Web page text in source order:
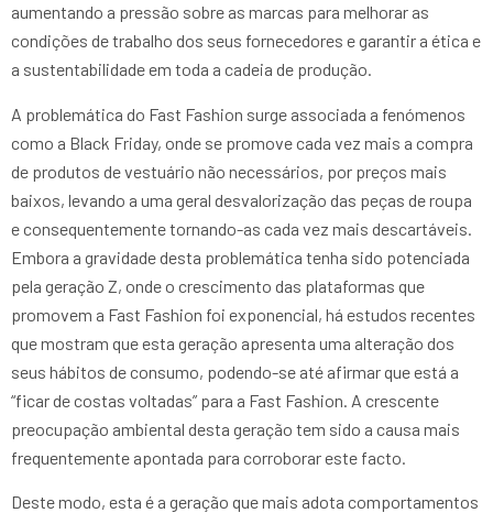
aumentando a pressão sobre as marcas para melhorar as
condições de trabalho dos seus fornecedores e garantir a ética e
a sustentabilidade em toda a cadeia de produção.
A problemática do Fast Fashion surge associada a fenómenos
como a Black Friday, onde se promove cada vez mais a compra
de produtos de vestuário não necessários, por preços mais
baixos, levando a uma geral desvalorização das peças de roupa
e consequentemente tornando-as cada vez mais descartáveis.
Embora a gravidade desta problemática tenha sido potenciada
pela geração Z, onde o crescimento das plataformas que
promovem a Fast Fashion foi exponencial, há estudos recentes
que mostram que esta geração apresenta uma alteração dos
seus hábitos de consumo, podendo-se até afirmar que está a
“ficar de costas voltadas” para a Fast Fashion. A crescente
preocupação ambiental desta geração tem sido a causa mais
frequentemente apontada para corroborar este facto.
Deste modo, esta é a geração que mais adota comportamentos